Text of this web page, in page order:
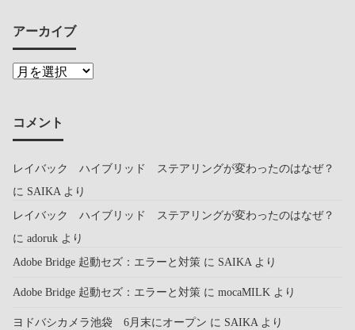
アーカイブ
コメント
レイバック ハイブリッド ステアリングが変わったのはなぜ？
に SAIKAより
レイバック ハイブリッド ステアリングが変わったのはなぜ？
に adoruk より
Adobe Bridge 起動セズ：エラーと対策 に SAIKAより
Adobe Bridge 起動セズ：エラーと対策 に mocaMILK より
ヨドバシカメラ池袋 6月末にオープン に SAIKAより